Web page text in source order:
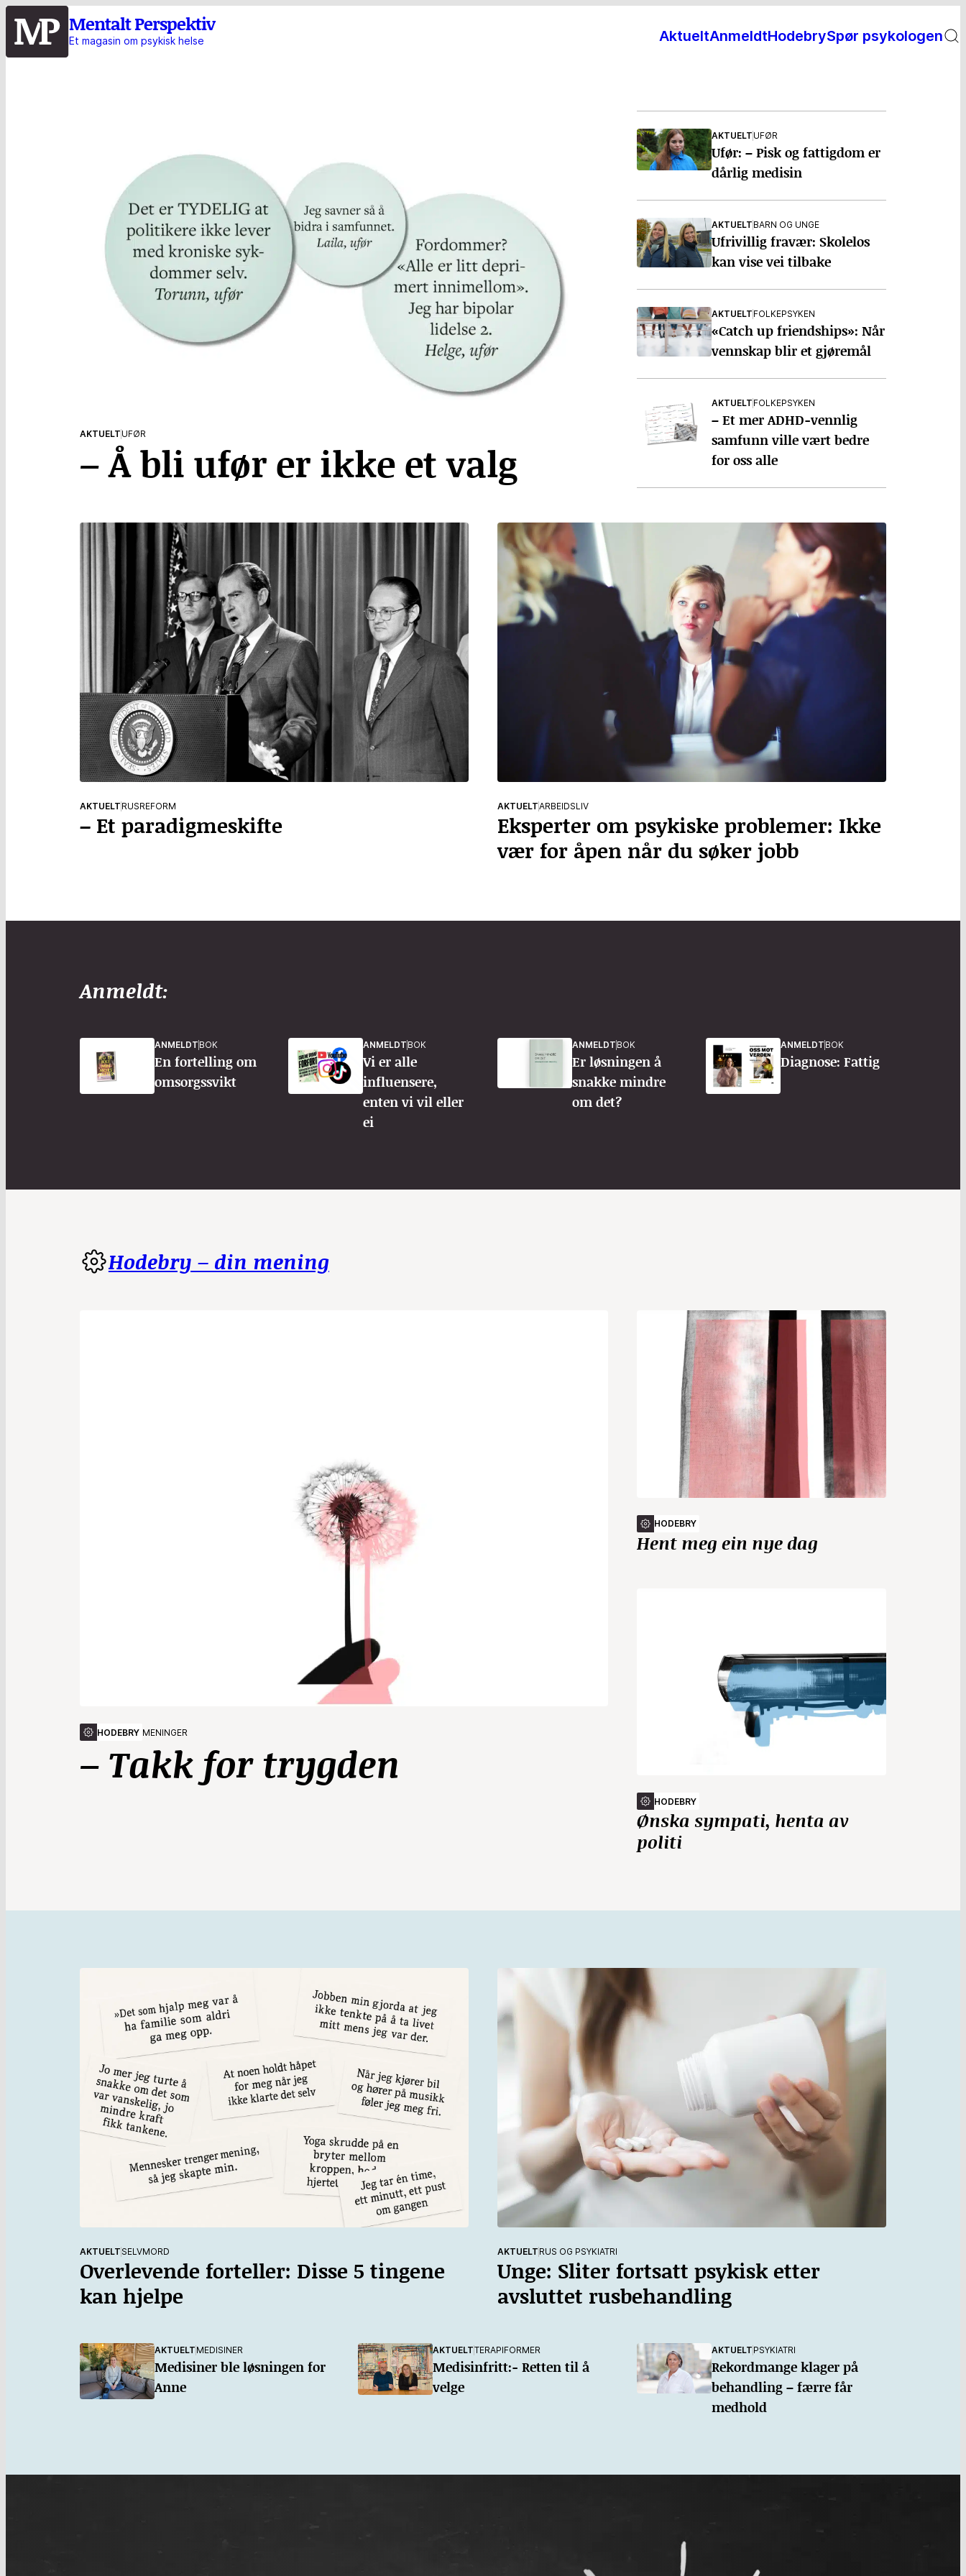
Hopp
til
hovedinnhold
Mentalt Perspektiv
Et magasin om psykisk helse AktueltAnmeldtHodebrySpør psykologen
AKTUELT UFØR
– Å bli ufør er ikke et valg
AKTUELT UFØR
Ufør: – Pisk og fattigdom er
dårlig medisin
AKTUELT BARN OG UNGE
Ufrivillig fravær: Skolelos
kan vise vei tilbake
AKTUELT FOLKEPSYKEN
«Catch up friendships»: Når
vennskap blir et gjøremål
AKTUELT FOLKEPSYKEN
– Et mer ADHD-vennlig
samfunn ville vært bedre
for oss alle
AKTUELT RUSREFORM
– Et paradigmeskifte
AKTUELTARBEIDSLIV
Eksperter om psykiske problemer: Ikke
vær for åpen når du søker jobb
Anmeldt:
ANMELDT BOK
En fortelling om
omsorgssvikt
ANMELDT BOK
Vi er alle
influensere,
enten vi vil eller
ei
ANMELDT BOK
Er løsningen å
snakke mindre
om det?
ANMELDT BOK
Diagnose: Fattig
Hodebry – din mening
HODEBRY MENINGER
– Takk for trygden
HODEBRY
Hent meg ein nye dag
HODEBRY
Ønska sympati, henta av
politi
AKTUELT SELVMORD
Overlevende forteller: Disse 5 tingene
kan hjelpe
AKTUELT RUS OG PSYKIATRI
Unge: Sliter fortsatt psykisk etter
avsluttet rusbehandling
AKTUELT MEDISINER
Medisiner ble løsningen for
Anne
AKTUELTTERAPIFORMER
Medisinfritt:- Retten til å
velge
AKTUELT PSYKIATRI
Rekordmange klager på
behandling – færre får
medhold